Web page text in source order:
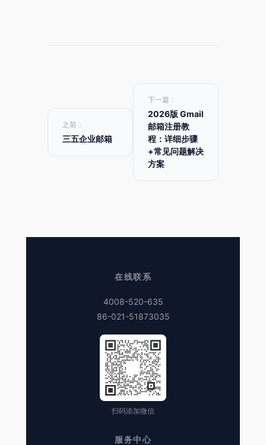
之前：
三五企业邮箱
下一篇：
2026版 Gmail
邮箱注册教
程：详细步骤
+常见问题解决
方案
在线联系
4008-520-635
86-021-51873035
扫码添加微信
服务中心